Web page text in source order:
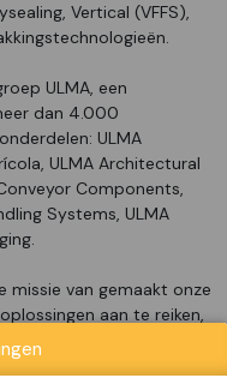
Vertical (VFFS),
ULMA, een
dan 4.000
ULMA
ULMA Architectural
Components,
Systems, ULMA
missie van gemaakt onze
aan te reiken,
van hun productie
van het product,